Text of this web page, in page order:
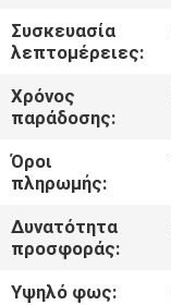
ΣΕ
ΕΠΑΦΉ
ΜΕ
ΖΗΤΉΣΤΕ
ΈΝΑ
ΑΠΌΣΠΑΣΜΑ
Συσκευασία
λεπτομέρειες:
Χρόνος
παράδοσης:
Όροι
πληρωμής:
Δυνατότητα
προσφοράς:
Υψηλό φως: